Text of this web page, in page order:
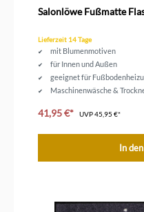
Salonlöwe Fußmatte
Lieferzeit 14 Tage
mit Blumenmotiven
für Innen und Außen
geeignet für
Maschinenwäsche &
41,95 €* UVP45,95 €*
In